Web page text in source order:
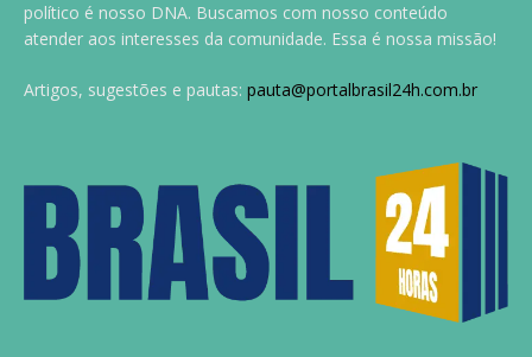
político é nosso DNA. Buscamos com nosso conteúdo
atender aos interesses da comunidade. Essa é nossa missão!
Artigos, sugestões e pautas: pauta@portalbrasil24h.com.br